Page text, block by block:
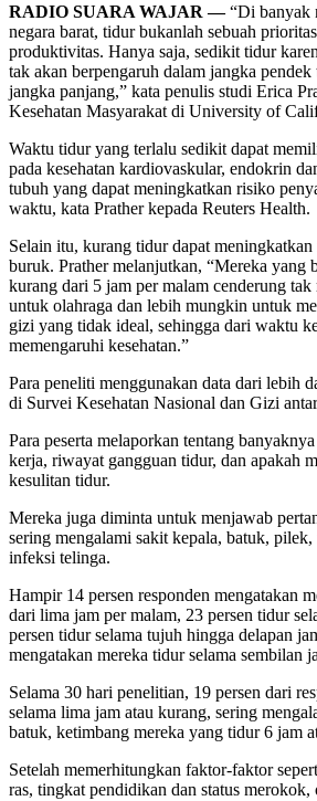
RADIO SUARA WAJAR —“Di banyak
negara barat, tidur bukanlah sebuah
produktivitas. Hanya saja, sedikit tidur
tak akan berpengaruh dalam jangka
jangka panjang,” kata penulis studi Erica
Kesehatan Masyarakat di University of
Waktu tidur yang terlalu sedikit dapat
pada kesehatan kardiovaskular, endokrin
tubuh yang dapat meningkatkan risiko
waktu, kata Prather kepada Reuters Health.
Selain itu, kurang tidur dapat
buruk. Prather melanjutkan, “Mereka yang
kurang dari 5 jam per malam cenderung
untuk olahraga dan lebih mungkin untuk
gizi yang tidak ideal, sehingga dari waktu
memengaruhi kesehatan.”
Para peneliti menggunakan data dari lebih
di Survei Kesehatan Nasional dan Gizi
Para peserta melaporkan tentang
kerja, riwayat gangguan tidur, dan apakah
kesulitan tidur.
Mereka juga diminta untuk menjawab
sering mengalami sakit kepala, batuk, pilek,
infeksi telinga.
Hampir 14 persen responden mengatakan
dari lima jam per malam, 23 persen tidur
persen tidur selama tujuh hingga delapan
mengatakan mereka tidur selama sembilan
Selama 30 hari penelitian, 19 persen dari
selama lima jam atau kurang, sering
batuk, ketimbang mereka yang tidur 6 jam
Setelah memerhitungkan faktor-faktor
ras, tingkat pendidikan dan status merokok,